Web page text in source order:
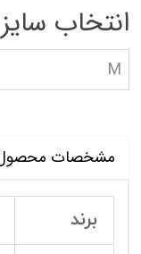
انتخاب سایز
M
مشخصات
برند